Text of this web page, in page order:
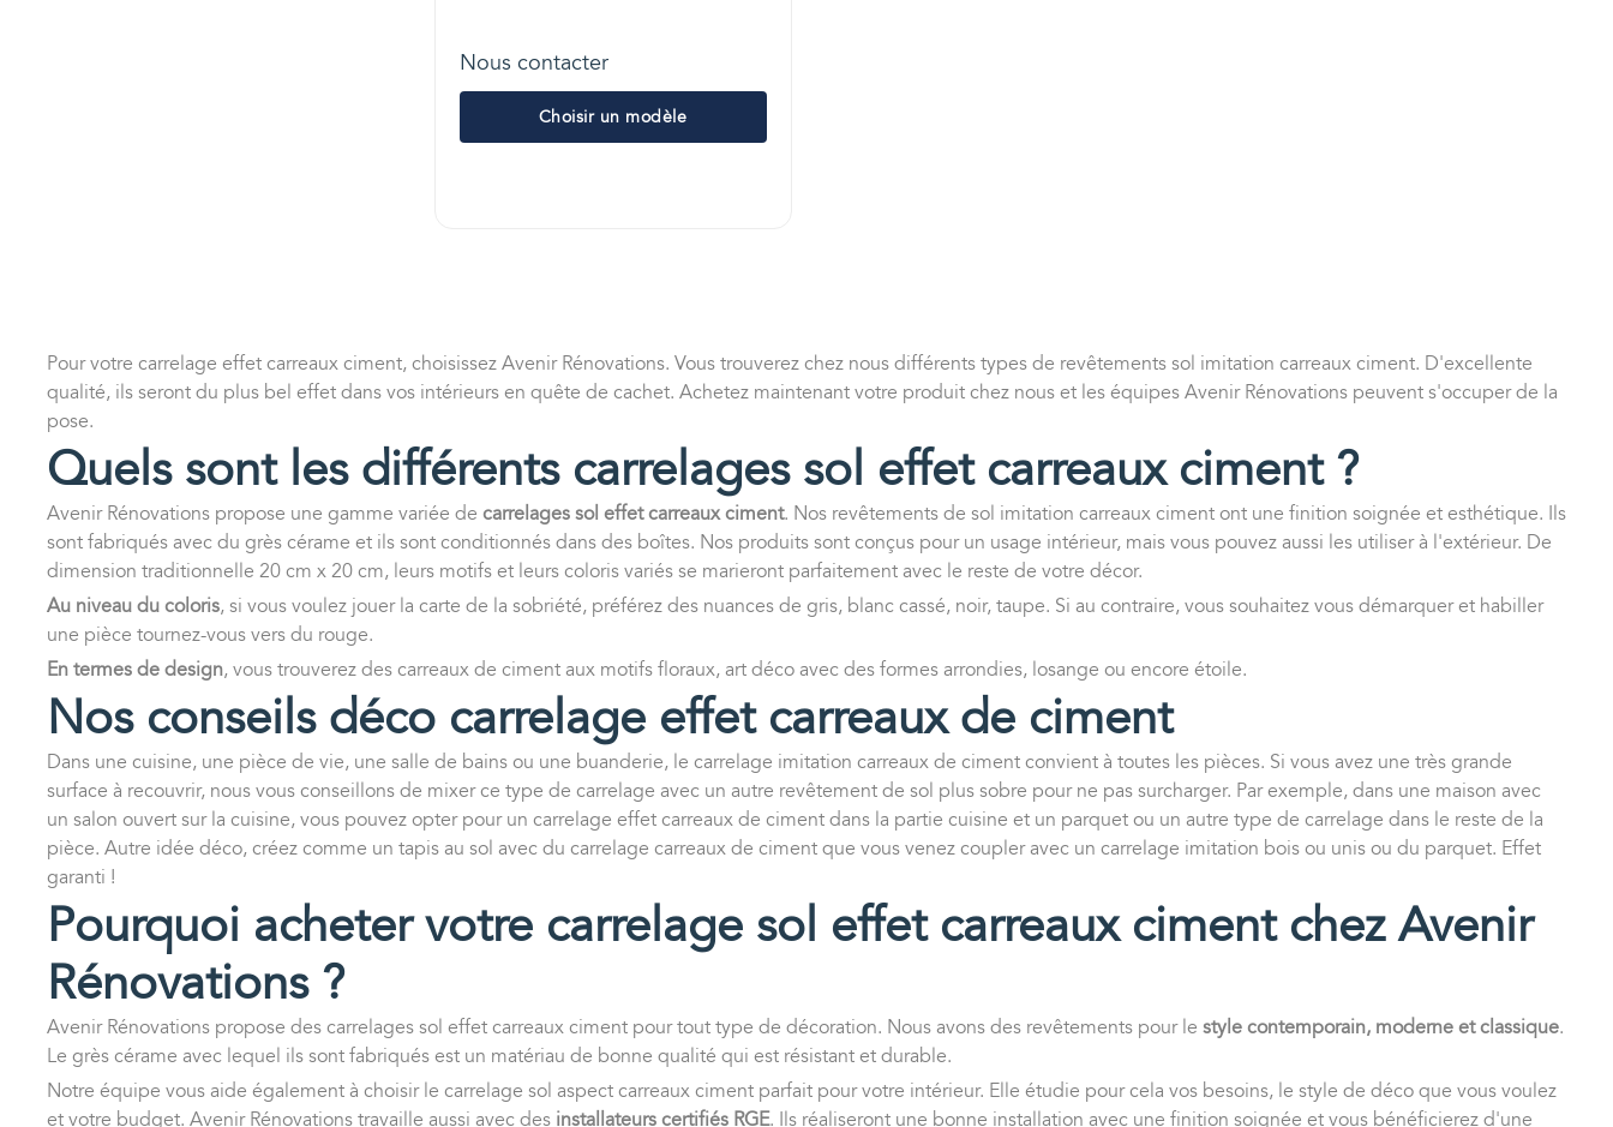
Nous contacter
Choisir un modèle
Pour votre carrelage effet carreaux ciment, choisissez Avenir Rénovations. Vous trouverez chez nous différents types de revêtements sol imitation carreaux ciment. D'excellente
qualité, ils seront du plus bel effet dans vos intérieurs en quête de cachet. Achetez maintenant votre produit chez nous et les équipes Avenir Rénovations peuvent s'occuper de la
pose.
Quels sont les différents carrelages sol effet carreaux ciment ?
Avenir Rénovations propose une gamme variée de carrelages sol effet carreaux ciment. Nos revêtements de sol imitation carreaux ciment ont une finition soignée et esthétique. Ils
sont fabriqués avec du grès cérame et ils sont conditionnés dans des boîtes. Nos produits sont conçus pour un usage intérieur, mais vous pouvez aussi les utiliser à l'extérieur. De
dimension traditionnelle 20 cm x 20 cm, leurs motifs et leurs coloris variés se marieront parfaitement avec le reste de votre décor.
Au niveau du coloris, si vous voulez jouer la carte de la sobriété, préférez des nuances de gris, blanc cassé, noir, taupe. Si au contraire, vous souhaitez vous démarquer et habiller
une pièce tournez-vous vers du rouge.
En termes de design, vous trouverez des carreaux de ciment aux motifs floraux, art déco avec des formes arrondies, losange ou encore étoile.
Nos conseils déco carrelage effet carreaux de ciment
Dans une cuisine, une pièce de vie, une salle de bains ou une buanderie, le carrelage imitation carreaux de ciment convient à toutes les pièces. Si vous avez une très grande
surface à recouvrir, nous vous conseillons de mixer ce type de carrelage avec un autre revêtement de sol plus sobre pour ne pas surcharger. Par exemple, dans une maison avec
un salon ouvert sur la cuisine, vous pouvez opter pour un carrelage effet carreaux de ciment dans la partie cuisine et un parquet ou un autre type de carrelage dans le reste de la
pièce. Autre idée déco, créez comme un tapis au sol avec du carrelage carreaux de ciment que vous venez coupler avec un carrelage imitation bois ou unis ou du parquet. Effet
garanti !
Pourquoi acheter votre carrelage sol effet carreaux ciment chez Avenir
Rénovations ?
Avenir Rénovations propose des carrelages sol effet carreaux ciment pour tout type de décoration. Nous avons des revêtements pour le style contemporain, moderne et classique.
Le grès cérame avec lequel ils sont fabriqués est un matériau de bonne qualité qui est résistant et durable.
Notre équipe vous aide également à choisir le carrelage sol aspect carreaux ciment parfait pour votre intérieur. Elle étudie pour cela vos besoins, le style de déco que vous voulez
et votre budget. Avenir Rénovations travaille aussi avec des installateurs certifiés RGE. Ils réaliseront une bonne installation avec une finition soignée et vous bénéficierez d'une